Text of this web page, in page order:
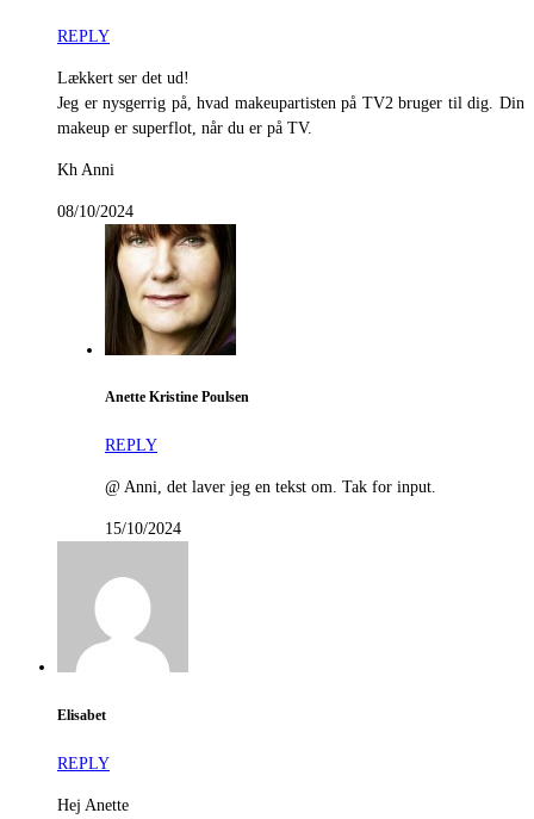
REPLY
Lækkert ser det ud!
Jeg er nysgerrig på, hvad makeupartisten på TV2 bruger til dig. Din
makeup er superflot, når du er på TV.
Kh Anni
08/10/2024
Anette Kristine Poulsen
REPLY
@ Anni, det laver jeg en tekst om. Tak for input.
15/10/2024
Elisabet
REPLY
Hej Anette